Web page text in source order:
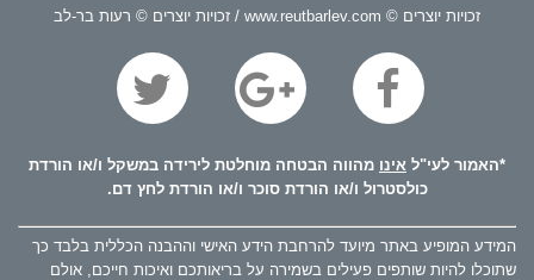
זכויות יוצרים © www.reutbarlev.com / זכויות יוצרים © רעות בר-לב
*האמור לעי"ל אינו מהווה הבטחה מוחלטת לירידה במשקל ו/או הורדת
כולסטרול ו/או הורדת סוכר ו/או הורדת לחץ דם.
המידע המופיע באתר מיועד להרחבת הידע האישי וההבנה הכללית בלבד כך
שתוכלו להיות שותפים פעילים בשמירה על בריאותכם ואיכות חייכם, אולם